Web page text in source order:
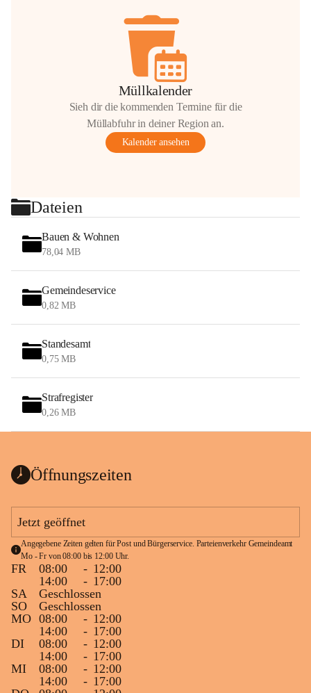
Müllkalender
Sieh dir die kommenden Termine für die
Müllabfuhr in deiner Region an.
Kalender ansehen
Dateien
Bauen & Wohnen
78,04 MB
Gemeindeservice
0,82 MB
Standesamt
0,75 MB
Strafregister
0,26 MB
Öffnungszeiten
Jetzt geöffnet
Angegebene Zeiten gelten für Post und Bürgerservice. Parteienverkehr Gemeindeamt
Mo - Fr von 08:00 bis 12:00 Uhr.
FR 08:00 - 12:00
14:00
- 17:00
SA
Geschlossen
SO
Geschlossen
MO 08:00 - 12:00
14:00
- 17:00
DI
08:00 - 12:00
14:00
- 17:00
MI
08:00 - 12:00
14:00
- 17:00